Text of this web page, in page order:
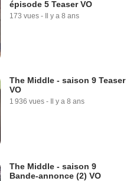
épisode 5 Teaser VO
173 vues - Il y a 8 ans
The Middle - saison 9 Teaser
VO
1 936 vues - Il y a 8 ans
The Middle - saison 9
Bande-annonce (2) VO